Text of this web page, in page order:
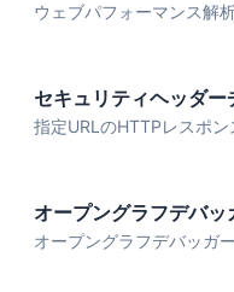
ウェブパフォーマンス解
セキュリティヘッダー
指定URLのHTTPレスポ
オープングラフデバ
オープングラフデバッガ